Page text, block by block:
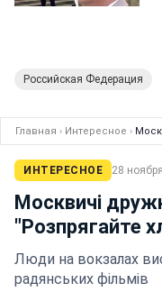
Российская Федерация
Главная › Интересное ›
ИНТЕРЕСНОЕ 28
Москвичі
"Розпрягайте
Люди на вокзалах
радянських фільмів